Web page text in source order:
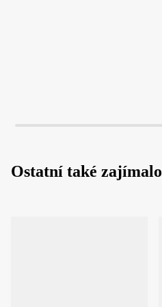
Ostatní také zajímalo